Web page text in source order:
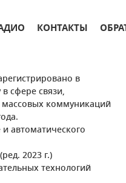
КОНТАКТЫ
в
сфере связи,
коммуникаций
автоматического
2023 г.)
технологий